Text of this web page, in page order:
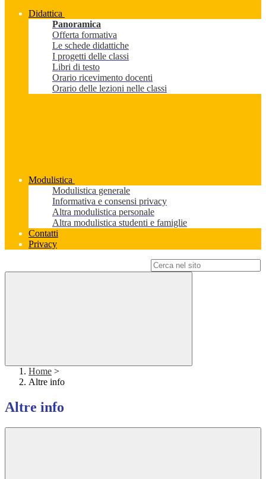
Didattica
Panoramica
Offerta formativa
Le schede didattiche
I progetti delle classi
Libri di testo
Orario ricevimento docenti
Orario delle lezioni nelle classi
Modulistica
Modulistica generale
Informativa e consensi privacy
Altra modulistica personale
Altra modulistica studenti e famiglie
Contatti
Privacy
Home >
Altre info
Altre info